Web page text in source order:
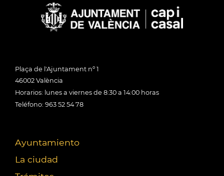
Plaça de l'Ajuntament nº 1
46002 València
Horarios: lunes a viernes de 8:30 a 14:00 horas
Teléfono: 963 52 54 78
Ayuntamiento
La ciudad